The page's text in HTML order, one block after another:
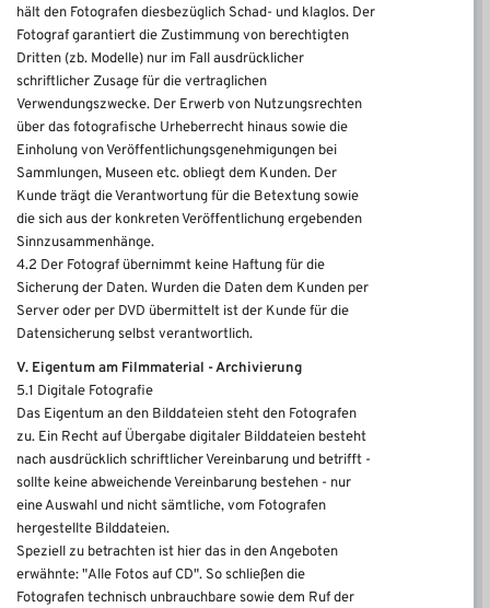
hält den Fotografen diesbezüglich Schad- und klaglos. Der
Fotograf garantiert die Zustimmung von berechtigten
Dritten (zb. Modelle) nur im Fall ausdrücklicher
schriftlicher Zusage für die vertraglichen
Verwendungszwecke. Der Erwerb von Nutzungsrechten
über das fotografische Urheberrecht hinaus sowie die
Einholung von Veröffentlichungsgenehmigungen bei
Sammlungen, Museen etc. obliegt dem Kunden. Der
Kunde trägt die Verantwortung für die Betextung sowie
die sich aus der konkreten Veröffentlichung ergebenden
Sinnzusammenhänge.
4.2 Der Fotograf übernimmt keine Haftung für die
Sicherung der Daten. Wurden die Daten dem Kunden per
Server oder per DVD übermittelt ist der Kunde für die
Datensicherung selbst verantwortlich.
V. Eigentum am Filmmaterial - Archivierung
5.1 Digitale Fotografie
Das Eigentum an den Bilddateien steht den Fotografen
zu. Ein Recht auf Übergabe digitaler Bilddateien besteht
nach ausdrücklich schriftlicher Vereinbarung und betrifft -
sollte keine abweichende Vereinbarung bestehen - nur
eine Auswahl und nicht sämtliche, vom Fotografen
hergestellte Bilddateien.
Speziell zu betrachten ist hier das in den Angeboten
erwähnte: "Alle Fotos auf CD". So schließen die
Fotografen technisch unbrauchbare sowie dem Ruf der